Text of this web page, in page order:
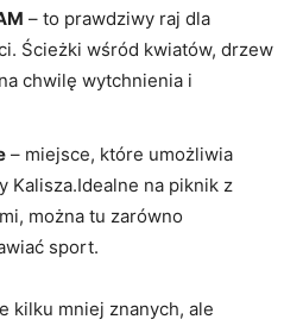
– to prawdziwy raj dla
Ścieżki wśród kwiatów, drzew
chwilę wytchnienia i
– miejsce, które umożliwia
Kalisza.Idealne na ⁤piknik z
można tu zarówno
sport.
kilku mniej znanych, ale